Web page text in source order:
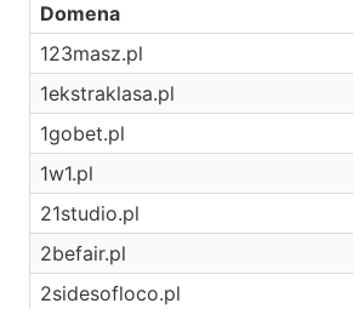
Domena
123masz.pl
1ekstraklasa.pl
1gobet.pl
1w1.pl
21studio.pl
2befair.pl
2sidesofloco.pl